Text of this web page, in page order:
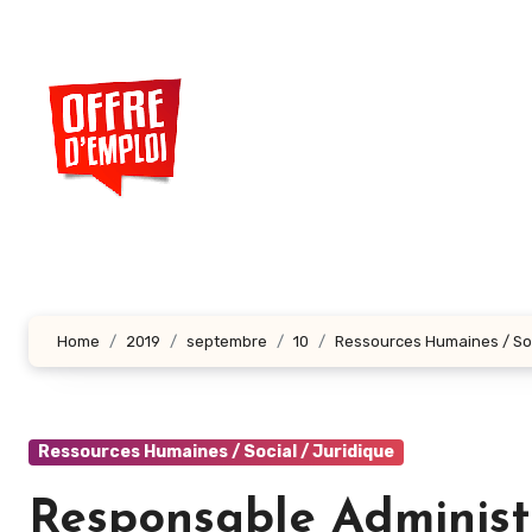
contenu
principal
Home 2019 septembre 10 Ressources Humaines /
Ressources Humaines / Social / Juridique
Responsable